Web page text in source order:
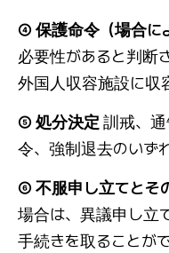
④ 保護命令（場合に
必要性があると判断
外国人収容施設に収
⑤ 処分決定 訓戒、
令、強制退去のいず
⑥ 不服申し立てとそ
場合は、異議申し立
手続きを取ることがで